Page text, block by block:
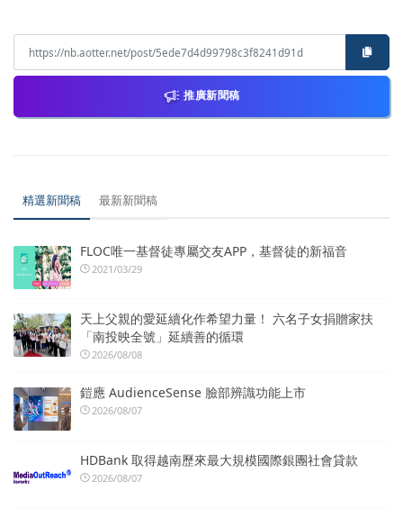
推廣新聞稿
精選新聞稿 最新新聞稿
FLOC唯一基督徒專屬交友APP，基督徒的新福音
2021/03/29
天上父親的愛延續化作希望力量！ 六名子女捐贈家扶
「南投映全號」延續善的循環
2026/08/08
鎧應 AudienceSense 臉部辨識功能上市
2026/08/07
HDBank 取得越南歷來最大規模國際銀團社會貸款
2026/08/07